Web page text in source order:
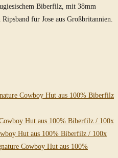
Biberfilz, mit 38mm
für Jose aus Großbritannien.
Cowboy Hut aus 100% Biberfilz
Hut aus 100% Biberfilz / 100x
Hut aus 100% Biberfilz / 100x
Cowboy Hut aus 100%